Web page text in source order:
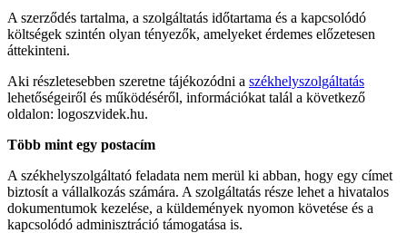
A szerződés tartalma, a szolgáltatás időtartama és a kapcsolódó
költségek szintén olyan tényezők, amelyeket érdemes előzetesen
áttekinteni.
Aki részletesebben szeretne tájékozódni a székhelyszolgáltatás
lehetőségeiről és működéséről, információkat talál a következő
oldalon: logoszvidek.hu.
Több mint egy postacím
A székhelyszolgáltató feladata nem merül ki abban, hogy egy címet
biztosít a vállalkozás számára. A szolgáltatás része lehet a hivatalos
dokumentumok kezelése, a küldemények nyomon követése és a
kapcsolódó adminisztráció támogatása is.